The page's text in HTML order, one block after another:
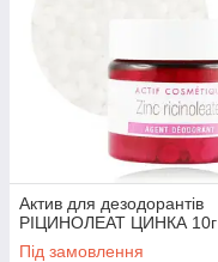
Актив для дезодорантів
РІЦИНОЛЕАТ ЦИНКА 10г
Під замовлення